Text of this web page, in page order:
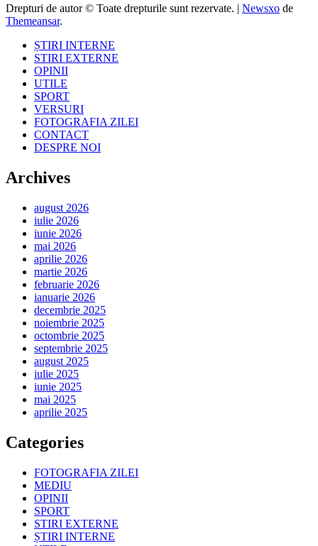
Drepturi de autor © Toate drepturile sunt rezervate. | Newsxo de
Themeansar.
ȘTIRI INTERNE
STIRI EXTERNE
OPINII
UTILE
SPORT
VERSURI
FOTOGRAFIA ZILEI
CONTACT
DESPRE NOI
Archives
august 2026
iulie 2026
iunie 2026
mai 2026
aprilie 2026
martie 2026
februarie 2026
ianuarie 2026
decembrie 2025
noiembrie 2025
octombrie 2025
septembrie 2025
august 2025
iulie 2025
iunie 2025
mai 2025
aprilie 2025
Categories
FOTOGRAFIA ZILEI
MEDIU
OPINII
SPORT
STIRI EXTERNE
ȘTIRI INTERNE